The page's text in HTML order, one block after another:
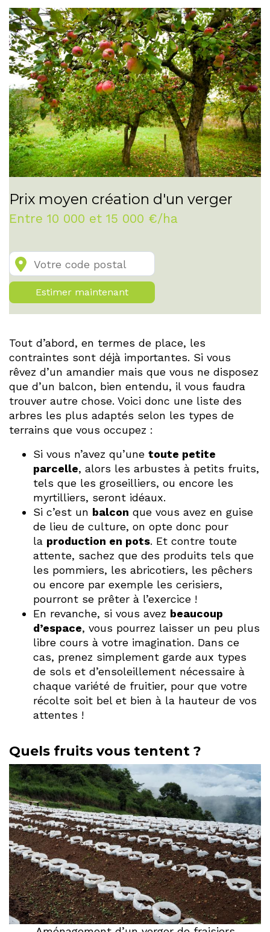
Prix moyen création d'un verger
Entre 10 000 et 15 000 €/ha
Estimer maintenant
Tout d’abord, en termes de place, les
contraintes sont déjà importantes. Si vous
rêvez d’un amandier mais que vous ne disposez
que d’un balcon, bien entendu, il vous faudra
trouver autre chose. Voici donc une liste des
arbres les plus adaptés selon les types de
terrains que vous occupez :
Si vous n’avez qu’une toute petite
parcelle, alors les arbustes à petits fruits,
tels que les groseilliers, ou encore les
myrtilliers, seront idéaux.
Si c’est un balcon que vous avez en guise
de lieu de culture, on opte donc pour
la production en pots. Et contre toute
attente, sachez que des produits tels que
les pommiers, les abricotiers, les pêchers
ou encore par exemple les cerisiers,
pourront se prêter à l’exercice !
En revanche, si vous avez beaucoup
d’espace, vous pourrez laisser un peu plus
libre cours à votre imagination. Dans ce
cas, prenez simplement garde aux types
de sols et d’ensoleillement nécessaire à
chaque variété de fruitier, pour que votre
récolte soit bel et bien à la hauteur de vos
attentes !
Quels fruits vous tentent ?